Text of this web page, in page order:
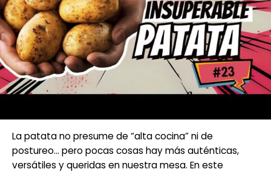
La patata no presume de “alta cocina” ni de
postureo… pero pocas cosas hay más auténticas,
versátiles y queridas en nuestra mesa. En este